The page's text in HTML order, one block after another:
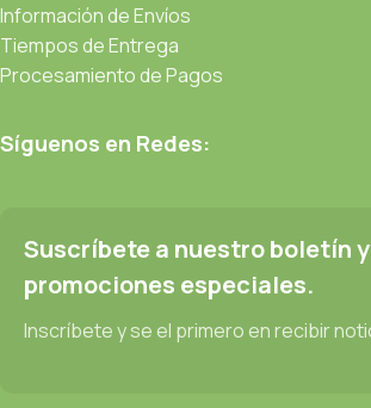
Información de Envíos
Tiempos de Entrega
Procesamiento de Pagos
Síguenos en Redes:
Suscríbete a nuestro boletín
promociones especiales.
Inscríbete y se el primero en recibir